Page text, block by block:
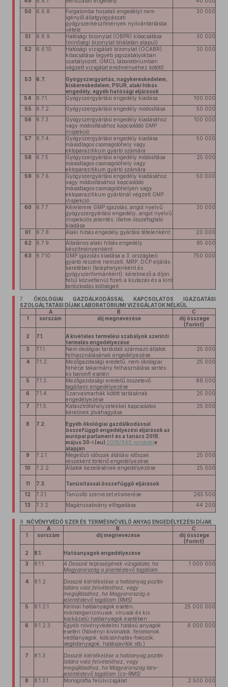
50
6.6.8.
Forgalomba hozatali engedélyt nem
igénylő állatgyógyászati
gyógyszerkészítmények nyilvántartásba
vétele
30 000
51 6.6.9.
Hatósági bizonylat (OBPR) kibocsátása
(minőségi bizonylat bírálatán alapul)
30 000
52 6.6.10.
Hatósági vizsgálati bizonylat (OCABR)
kibocsátása (egyéb jogszabályokban
szabályozott, OMCL laboratóriumban
végzett vizsgálat eredményéhez kötött)
30 000
53 6.7.
Gyógyszergyártás, nagykereskedelem,
kiskereskedelem, PSUR, alaki hibás
engedély, egyéb hatósági eljárások
54
6.7.1. Gyógyszergyártási engedély kiadása
100 000
55
6.7.2. Gyógyszergyártási engedély módosítása
50 000
56
6.7.3.
Gyógyszergyártási engedély kiadásához
vagy módosításához kapcsolódó GMP
inspekció
100 000
57 6.7.4.
Gyógyszergyártási engedély kiadása
másodlagos csomagolóhely vagy
ektoparazitikum gyártó számára
50 000
58 6.7.5.
Gyógyszergyártási engedély módosítása
másodlagos csomagolóhely vagy
ektoparazitikum gyártó számára
25 000
59 6.7.6.
Gyógyszergyártási engedély kiadásához
vagy módosításához kapcsolódó
másodlagos csomagolóhelyen vagy
ektoparazitikum gyártónál végzett GMP
inspekció
50 000
60 6.7.7.
Kérelemre GMP igazolás, angol nyelvű
gyógyszergyártási engedély, angol nyelvű
inspekciós jelentés, illetve összefoglaló
kiadása
30 000
61 6.7.8. Alaki hibás engedély gyártási tételenként
20 000
62
6.7.9.
Általános alaki hibás engedély
készítményenként
85 000
63 6.7.10.
GMP igazolás kiadása a 3. országbeli
gyártó részére nemzeti, MRP, DCP eljárás
keretében (telephelyenként és
gyógyszerformánként); kérelmező a díjon
felül közvetlenül fizeti a kiutazás és a kint
tartózkodás költségeit
750 000
7.
ÖKOLÓGIAI GAZDÁLKODÁSSAL KAPCSOLATOS IGAZGATÁSI
SZOLGÁLTATÁSI DÍJAK LABORATÓRIUMI VIZSGÁLATOK NÉLKÜL
A
B
C
1
sorszám díj megnevezése
díj összege
(forint)
2
7.1.
A kivételes termelési szabályok szerinti
termelés engedélyezése
3
7.1.1.
Nem ökológiai tartásból származó állatok
felhasználásának engedélyezése
25 000
4 7.1.2.
Mezőgazdasági eredetű, nem ökológiai
fehérje takarmány felhasználása sertés
és baromfi esetén
25 000
5 7.1.3.
Mezőgazdasági eredetű összetevő
tagállami engedélyezése
88 000
6 7.1.4.
Szarvasmarhák kötött tartásának
engedélyezése
25 000
7 7.1.5.
Katasztrófahelyzetekkel kapcsolatos
kérelmek jóváhagyása
25 000
8 7.2.
Egyéb ökológiai gazdálkodással
összefüggő engedélyezési eljárások az
európai parlament és a tanács 2018.
május 30-i (eu) 2018/848 rendelete
alapján
9
7.2.1.
Megelőző időszak átállási időszak
részeként történő engedélyezése
25 000
10 7.2.2. Állatok kezelésének engedélyezése 25 000
11 7.3.
Tanúsítással összefüggő eljárások
12
7.3.1. Tanúsító szervezet elismerése
265 500
13
7.3.2. Magánszabvány elfogadása 44 200
8. NÖVÉNYVÉDŐ SZER ÉS TERMÉSNÖVELŐ ANYAG ENGEDÉLYEZÉSI DÍJAK
A
B
C
1
sorszám díj megnevezése
díj összege
(forint)
2
8.1.
Hatóanyagok engedélyezése
3
8.1.1.
A Dosszié teljességének vizsgálata, ha
Magyarország a jelentéstevő tagállam
1 000 000
4 8.1.2.
Dosszié kiértékelése a hatóanyag pozitív
listára való felvételéhez, vagy
megújításához, ha Magyarország a
jelentéstevő tagállam (RMS)
5
8.1.2.1.
Kémiai hatóanyagok esetén,
mikroorganizmusok, vírusok és kis
kockázatú hatóanyagok esetében
25 000 000
6 8.1.2.3.
Egyéb növényvédelmi hatású anyagok
esetén (Növényi kivonatok, feromonok,
védőanyagok, kölcsönhatás-fokozók,
segédanyagok, hatásjavítók stb.)
8 000 000
7 8.1.3.
Dosszié kiértékelése a hatóanyag pozitív
listára való felvételéhez, vagy
megújításához, ha Magyarország társ-
jelentéstevő tagállam (co-RMS)
8
8.1.3.1. Monográfia felülvizsgálat
2 500 000